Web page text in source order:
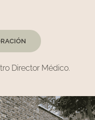
Director Médico.